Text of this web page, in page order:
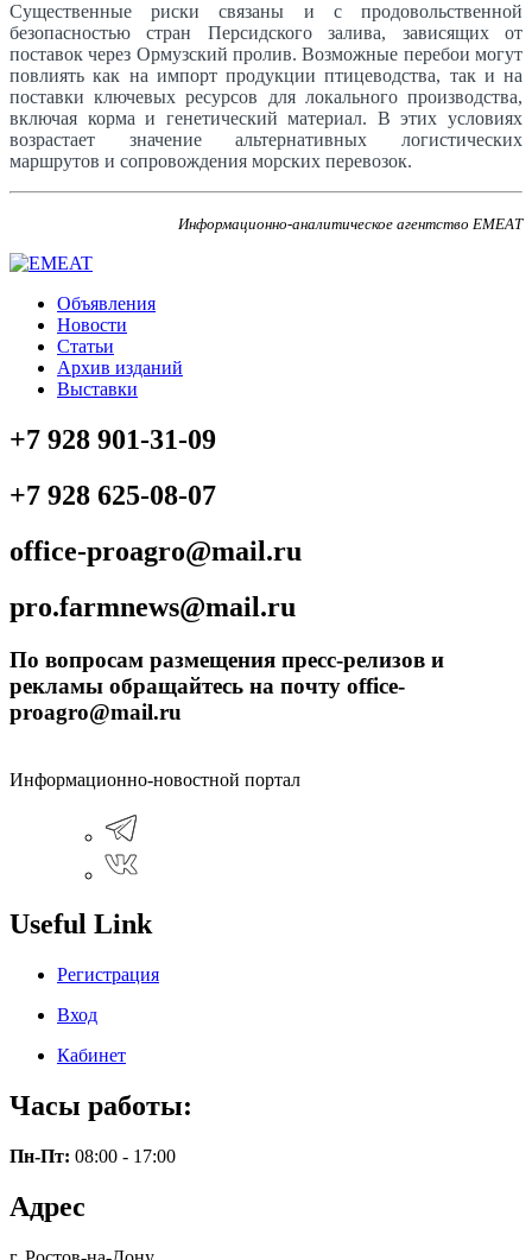
Существенные риски связаны и с продовольственной
безопасностью стран Персидского залива, зависящих от
поставок через Ормузский пролив. Возможные перебои могут
повлиять как на импорт продукции птицеводства, так и на
поставки ключевых ресурсов для локального производства,
включая корма и генетический материал. В этих условиях
возрастает значение альтернативных логистических
маршрутов и сопровождения морских перевозок.
Информационно-аналитическое агентство EMEAT
Объявления
Новости
Статьи
Архив изданий
Выставки
+7 928 901-31-09
+7 928 625-08-07
office-proagro@mail.ru
pro.farmnews@mail.ru
По вопросам размещения пресс-релизов и
рекламы обращайтесь на почту office-
proagro@mail.ru
Информационно-новостной портал
Useful Link
Регистрация
Вход
Кабинет
Часы работы:
Пн-Пт: 08:00 - 17:00
Адрес